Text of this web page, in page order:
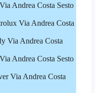
Andrea Costa Sesto
Via Andrea Costa
Via Andrea Costa
Andrea Costa Sesto
Via Andrea Costa